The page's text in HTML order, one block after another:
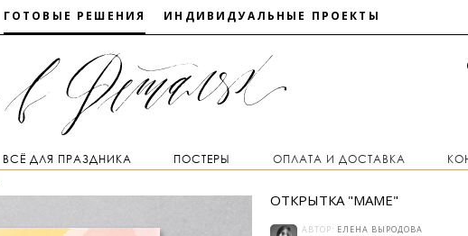
ГОТОВЫЕ РЕШЕНИЯ ИНДИВИДУАЛЬНЫЕ ПРОЕКТЫ
ВСЁ ДЛЯ ПРАЗДНИКА ПОСТЕРЫ ОПЛАТА И ДОСТАВКА
ОТКРЫТКА "МАМЕ"
АВТОР: ЕЛЕНА ВЫРОДОВА